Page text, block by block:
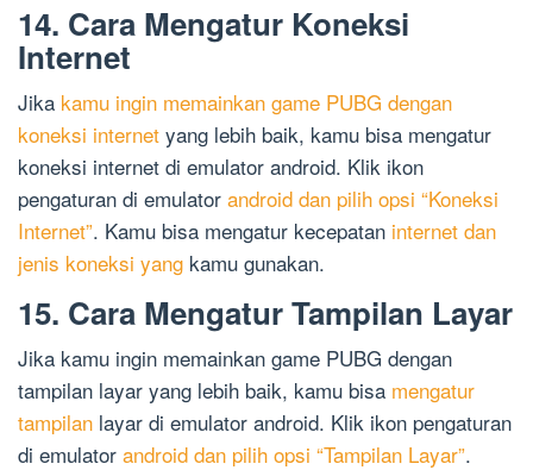
14. Cara Mengatur Koneksi
Internet
Jika kamu ingin memainkan game PUBG dengan
koneksi internet yang lebih baik, kamu bisa mengatur
koneksi internet di emulator android. Klik ikon
pengaturan di emulator android dan pilih opsi “Koneksi
Internet”. Kamu bisa mengatur kecepatan internet dan
jenis koneksi yang kamu gunakan.
15. Cara Mengatur Tampilan Layar
Jika kamu ingin memainkan game PUBG dengan
tampilan layar yang lebih baik, kamu bisa mengatur
tampilan layar di emulator android. Klik ikon pengaturan
di emulator android dan pilih opsi “Tampilan Layar”.